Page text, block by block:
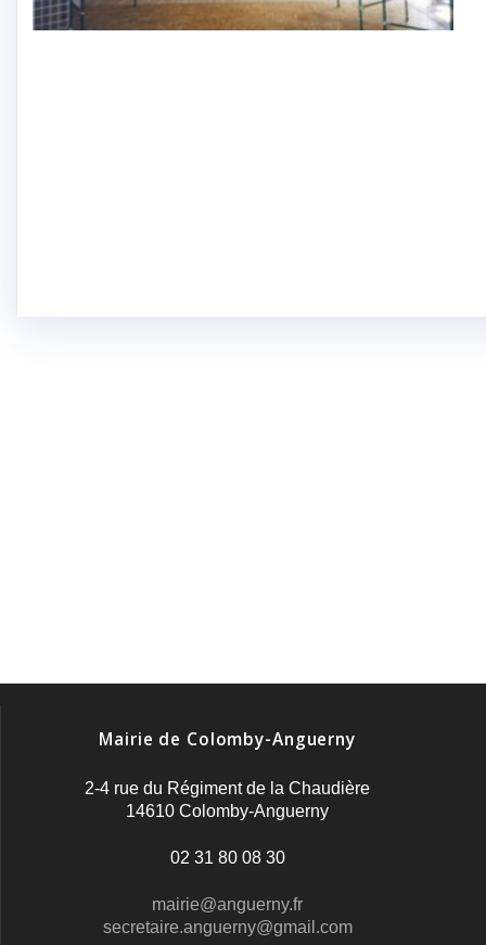
Mairie de Colomby-Anguerny
2-4 rue du Régiment de la Chaudière
14610 Colomby-Anguerny
02 31 80 08 30
mairie@anguerny.fr
secretaire.anguerny@gmail.com